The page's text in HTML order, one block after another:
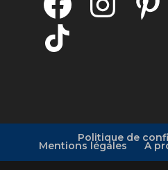
TikTok
Politique de
Mentions légales A